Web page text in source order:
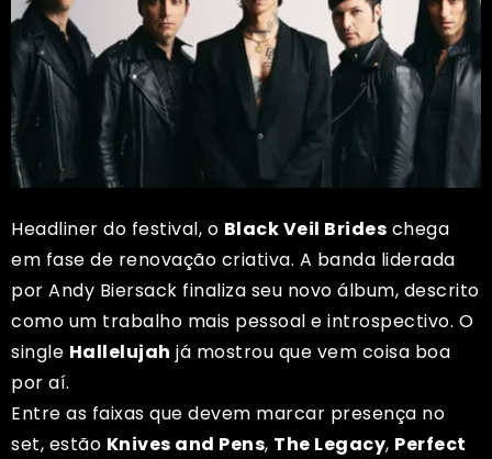
Headliner do festival, o Black Veil Brides chega
em fase de renovação criativa. A banda liderada
por Andy Biersack finaliza seu novo álbum, descrito
como um trabalho mais pessoal e introspectivo. O
single Hallelujah já mostrou que vem coisa boa
por aí.
Entre as faixas que devem marcar presença no
set, estão Knives and Pens, The Legacy, Perfect